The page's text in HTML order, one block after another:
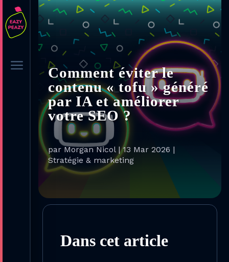
Comment éviter le
contenu « tofu » généré
par IA et améliorer
votre SEO ?
parMorgan Nicol|13 Mar 2026 |
Stratégie & marketing
Dans cet article
a